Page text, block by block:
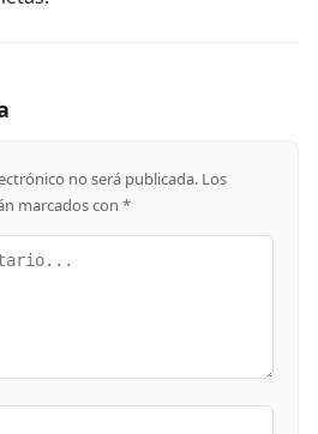
no será publicada. Los
marcados con *